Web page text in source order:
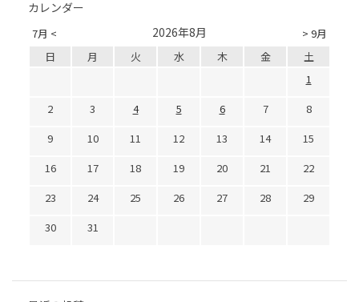
カレンダー
7月 < > 9月
2026年8月
日 月 火 水 木 金
土
1
2
3 4 5 6 7
8
9
10 11 12 13 14
15
16
17 18 19 20 21
22
23
24 25 26 27 28
29
30
31